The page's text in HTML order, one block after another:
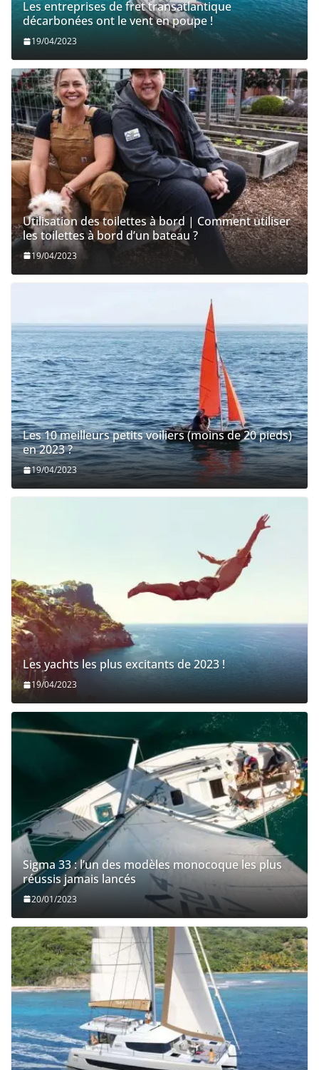
Les entreprises de fret transatlantique
décarbonées ont le vent en poupe !
19/04/2023
Utilisation des toilettes à bord | Comment utiliser
les toilettes à bord d’un bateau ?
19/04/2023
Les 10 meilleurs petits voiliers (moins de 20 pieds)
en 2023 ?
19/04/2023
Les yachts les plus excitants de 2023 !
19/04/2023
Sigma 33 : l’un des modèles monocoque les plus
réussis jamais lancés
20/01/2023